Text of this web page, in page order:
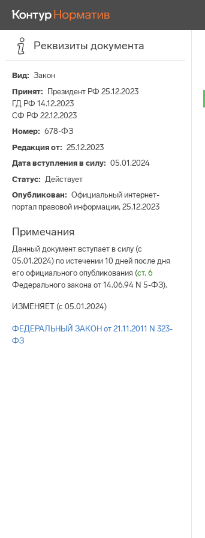
Реквизиты документа
Вид
Закон
Принят
Президент РФ 25.12.2023
ГД РФ 14.12.2023
СФ РФ 22.12.2023
Номер
678-ФЗ
Редакция от
25.12.2023
Дата вступления в силу
05.01.2024
Статус
Действует
Опубликован
Официальный интернет-
портал правовой информации, 25.12.2023
Примечания
Данный документ вступает в силу (с
05.01.2024) по истечении 10 дней после дня
его официального опубликования (ст. 6
Федерального закона от 14.06.94 N 5-ФЗ).
ИЗМЕНЯЕТ (с 05.01.2024)
ФЕДЕРАЛЬНЫЙ ЗАКОН от 21.11.2011 N 323-
ФЗ